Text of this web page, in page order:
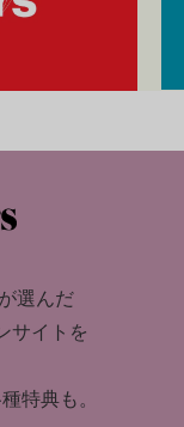
選んだ
サイトを
特典も。